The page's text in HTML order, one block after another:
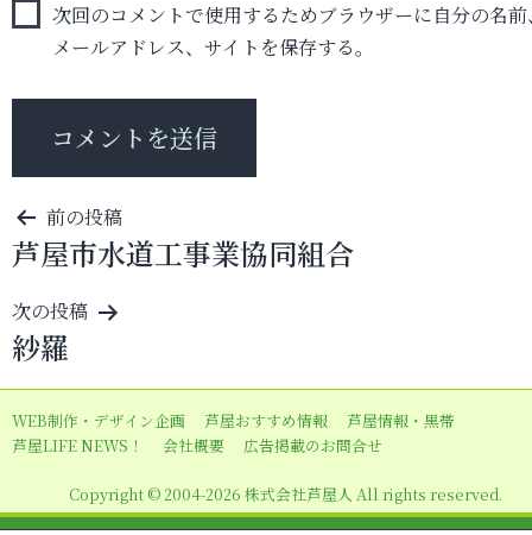
次回のコメントで使用するためブラウザーに自分の名前
メールアドレス、サイトを保存する。
投
稿
ナ
ビ
ゲ
ー
シ
ン
前の投稿
芦屋市水道工事業協同組合
次の投稿
紗羅
WEB制作・デザイン企画 芦屋おすすめ情報
芦屋情報・黒帯
芦屋LIFE NEWS！
会社概要 広告掲載のお問合せ
Copyright © 2004-2026 株式会社芦屋人 All rights reserved.